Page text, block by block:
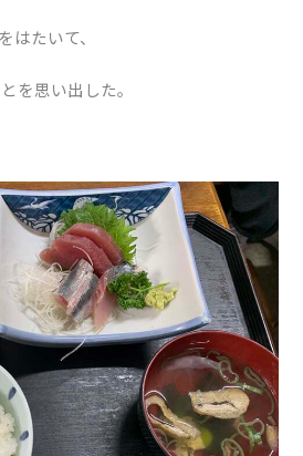
はたいて、
を思い出した。